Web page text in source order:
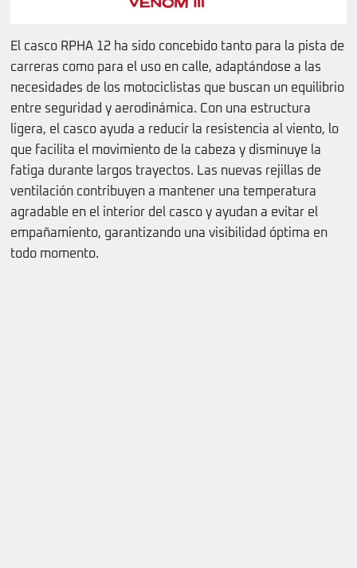
El casco RPHA 12 ha sido concebido tanto para la pista de
carreras como para el uso en calle, adaptándose a las
necesidades de los motociclistas que buscan un equilibrio
entre seguridad y aerodinámica. Con una estructura
ligera, el casco ayuda a reducir la resistencia al viento, lo
que facilita el movimiento de la cabeza y disminuye la
fatiga durante largos trayectos. Las nuevas rejillas de
ventilación contribuyen a mantener una temperatura
agradable en el interior del casco y ayudan a evitar el
empañamiento, garantizando una visibilidad óptima en
todo momento.